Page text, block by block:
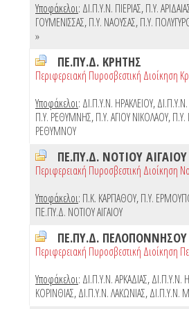
Υποφάκελοι: ΔΙ.Π.Υ.Ν. ΠΙΕΡΙΑΣ,Π.Υ.
ΓΟΥΜΕΝΙΣΣΑΣ,Π.Υ. ΝΑΟΥΣΑΣ,Π.Υ.
»
ΠΕ.ΠΥ.Δ. ΚΡΗΤΗΣ
Περιφερειακή Πυροσβεστική Διοίκηση
Υποφάκελοι: ΔΙ.Π.Υ.Ν. ΗΡΑΚΛΕΙΟΥ,
Π.Υ. ΡΕΘΥΜΝΗΣ,Π.Υ. ΑΓΙΟΥ ΝΙΚΟΛΑΟΥ,Π.Υ.
ΡΕΘΥΜΝΟΥ
ΠΕ.ΠΥ.Δ. ΝΟΤΙΟΥ ΑΙΓΑΙΟΥ
Περιφερειακή Πυροσβεστική Διοίκηση
Υποφάκελοι: Π.Κ. ΚΑΡΠΑΘΟΥ,Π.Υ.
ΠΕ.ΠΥ.Δ. ΝΟΤΙΟΥ ΑΙΓΑΙΟΥ
ΠΕ.ΠΥ.Δ. ΠΕΛΟΠΟΝΝΗΣΟΥ
Περιφερειακή Πυροσβεστική Διοίκηση
Υποφάκελοι: ΔΙ.Π.Υ.Ν. ΑΡΚΑΔΙΑΣ,ΔΙ.Π.Υ.Ν.
ΚΟΡΙΝΘΙΑΣ,ΔΙ.Π.Υ.Ν. ΛΑΚΩΝΙΑΣ,ΔΙ.Π.Υ.Ν.